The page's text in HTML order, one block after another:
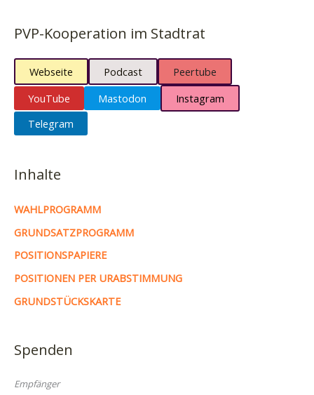
PVP-Kooperation im Stadtrat
Webseite Podcast
Peertube
YouTube
Mastodon
Instagram
Telegram
Inhalte
WAHLPROGRAMM
GRUNDSATZPROGRAMM
POSITIONSPAPIERE
POSITIONEN PER URABSTIMMUNG
GRUNDSTÜCKSKARTE
Spenden
Empfänger